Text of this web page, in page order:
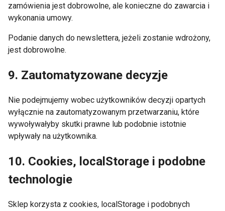
zamówienia jest dobrowolne, ale konieczne do zawarcia i
wykonania umowy.
Podanie danych do newslettera, jeżeli zostanie wdrożony,
jest dobrowolne.
9. Zautomatyzowane decyzje
Nie podejmujemy wobec użytkowników decyzji opartych
wyłącznie na zautomatyzowanym przetwarzaniu, które
wywoływałyby skutki prawne lub podobnie istotnie
wpływały na użytkownika.
10. Cookies, localStorage i podobne
technologie
Sklep korzysta z cookies, localStorage i podobnych